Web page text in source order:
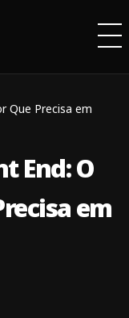
Que Precisa em
End: O
em